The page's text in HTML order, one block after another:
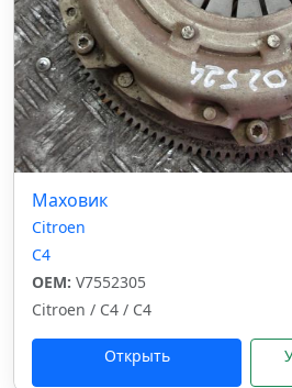
Маховик
Citroen
C4
OEM: V7552305
Citroen / C4 / C4
Открыть